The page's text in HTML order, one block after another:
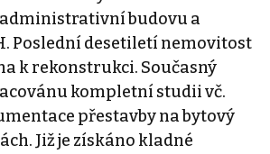
budovu a
Poslední desetiletí nemovitost
k rekonstrukci. Současný
kompletní studii vč.
přestavby na bytový
Již je získáno kladné